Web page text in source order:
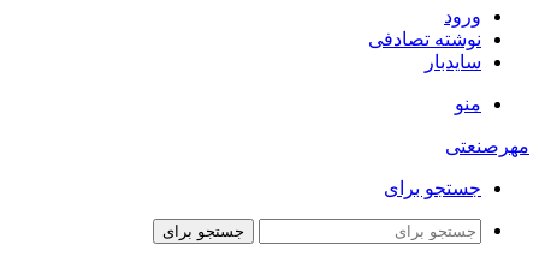
ورود
نوشته تصادفی
سایدبار
منو
مهرصنعتی
جستجو برای
جستجو برای